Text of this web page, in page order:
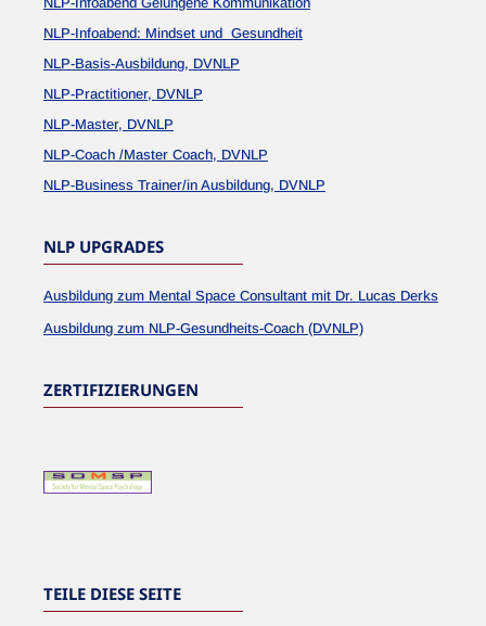
NLP-Infoabend: Mindset und Gesundheit
NLP-Basis-Ausbildung, DVNLP
NLP-Practitioner, DVNLP
NLP-Master, DVNLP
NLP-Coach /Master Coach, DVNLP
NLP-Business Trainer/in Ausbildung, DVNLP
NLP UPGRADES
Ausbildung zum Mental Space Consultant mit Dr. Lucas Derks
Ausbildung zum NLP-Gesundheits-Coach (DVNLP)
ZERTIFIZIERUNGEN
TEILE DIESE SEITE